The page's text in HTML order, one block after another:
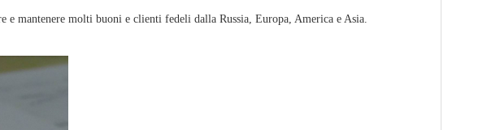
mantenere molti buoni e clienti fedeli dalla Russia, Europa, America e Asia.